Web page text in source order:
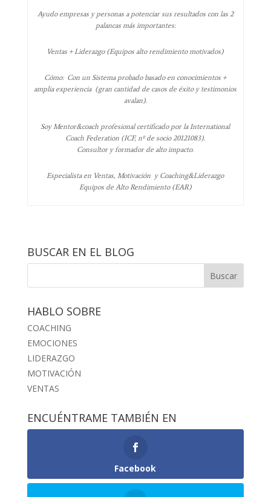
Ayudo empresas y personas a potenciar sus resultados con las 2
palancas más importantes:
Ventas + Liderazgo (Equipos alto rendimiento motivados)
Cómo: Con un Sistema probado basado en conocimientos +
amplia experiencia (gran cantidad de casos de éxito y testimonios
avalan).
Soy Mentor&coach profesional certificado por la International
Coach Federation (ICF, nº de socio 20121083).
Consultor y formador de alto impacto.
Especialista en Ventas, Motivación y Coaching&Liderazgo
Equipos de Alto Rendimiento (EAR)
BUSCAR EN EL BLOG
HABLO SOBRE
COACHING
EMOCIONES
LIDERAZGO
MOTIVACIÓN
VENTAS
ENCUÉNTRAME TAMBIÉN EN
Facebook